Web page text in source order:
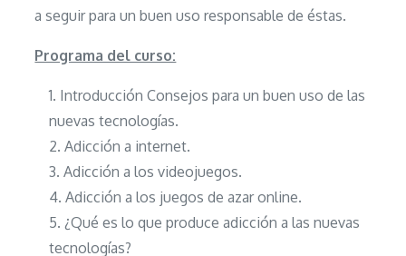
a seguir para un buen uso responsable de éstas.
Programa del curso:
Introducción Consejos para un buen uso de las
nuevas tecnologías.
Adicción a internet.
Adicción a los videojuegos.
Adicción a los juegos de azar online.
¿Qué es lo que produce adicción a las nuevas
tecnologías?